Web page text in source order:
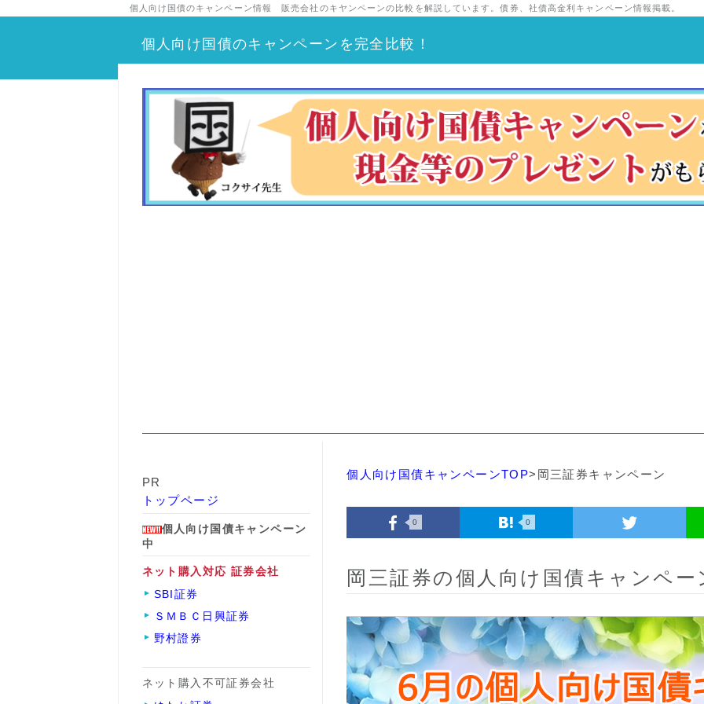
個人向け国債のキャンペーン情報 販売会社のキヤンペーンの比較を解説しています。債券、社債高金利キャンペーン情報掲載。
個人向け国債のキャンペーンを完全比較！
個人向け国債キャンペーンTOP> 岡三証券キャンペーン
0 0
岡三証券の個人向け国債キャンペー
PR
トップページ
個人向け国債キャンペーン
中
ネット購入対応 証券会社
SBI証券
ＳＭＢＣ日興証券
野村證券
ネット購入不可証券会社